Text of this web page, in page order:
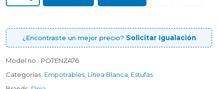
¿Encontraste un mejor precio? Solicitar Igualación
Model no.: POTENZA76
Categorías: Empotrables Línea Blanca Estufas